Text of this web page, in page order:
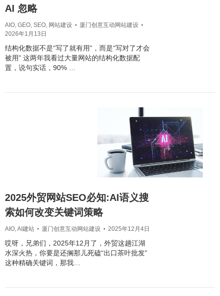
AI 忽略
AIO, GEO, SEO, 网站建设
厦门创意互动网站建设
2026年1月13日
结构化数据不是“写了就有用”，而是“写对了才会
被用” 这两年我看过大量网站的结构化数据配
置，说句实话，90% …
2025外贸网站SEO必知:AI语义搜
索如何改变关键词策略
AIO,AI建站 厦门创意互动网站建设 2025年12月4日
哎呀，兄弟们，2025年12月了，外贸这趟江湖
水深火热，你要是还搁那儿死磕“出口茶叶批发”
这种精确关键词，那我…